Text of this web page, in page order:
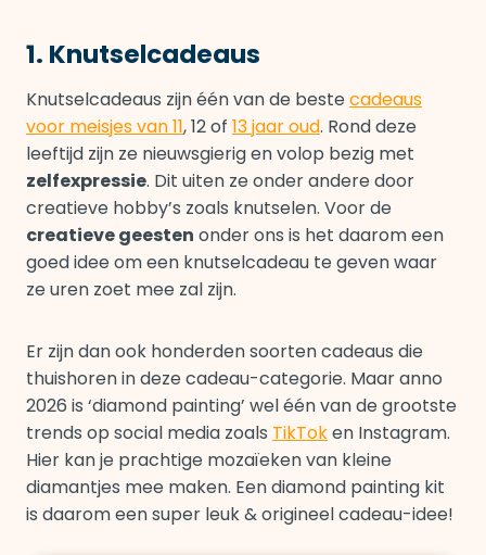
1. Knutselcadeaus
Knutselcadeaus zijn één van de bestecadeaus
voor meisjes van 11, 12 of 13 jaar oud. Rond deze
leeftijd zijn ze nieuwsgierig en volop bezig met
zelfexpressie. Dit uiten ze onder andere door
creatieve hobby’s zoals knutselen. Voor de
creatieve geesten onder ons is het daarom een
goed idee om een knutselcadeau te geven waar
ze uren zoet mee zal zijn.
Er zijn dan ook honderden soorten cadeaus die
thuishoren in deze cadeau-categorie. Maar anno
2026 is ‘diamond painting’ wel één van de grootste
trends op social media zoals TikToken Instagram.
Hier kan je prachtige mozaïeken van kleine
diamantjes mee maken. Een diamond painting kit
is daarom een super leuk & origineel cadeau-idee!